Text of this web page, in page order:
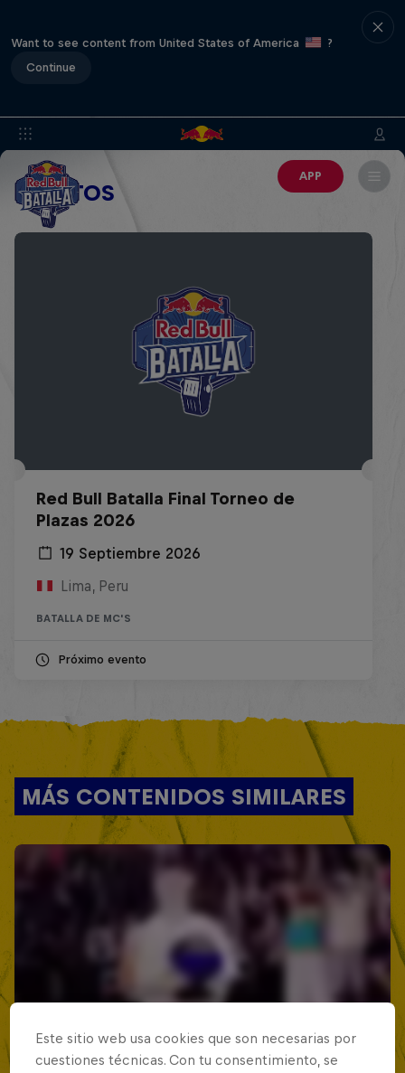
Want to see content from United States of America
?
Continue
APP
EVENTOS
Red Bull Batalla Final Torneo de
Plazas 2026
19 Septiembre 2026
Lima, Peru
BATALLA DE MC'S
Próximo evento
MÁS CONTENIDOS SIMILARES
Este sitio web usa cookies que son necesarias por
cuestiones técnicas. Con tu consentimiento, se